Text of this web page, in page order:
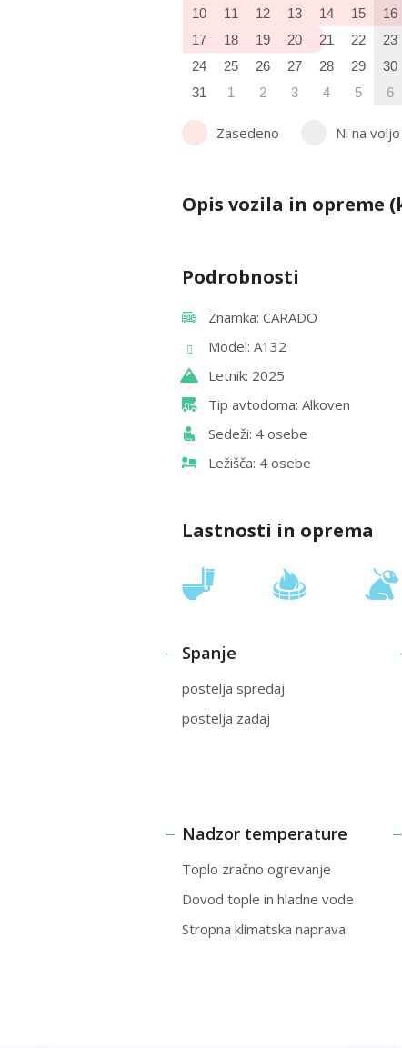
10
11 12 13 14 15
16
17
18 19 20 21 22
23
24
25 26 27 28 29
30
31
1 2 3 4 5 6
Zasedeno Ni na
Opis vozila in opreme
Podrobnosti
Znamka: CARADO
Model: A132
Letnik: 2025
Tip avtodoma: Alkoven
Sedeži: 4 osebe
Ležišča: 4 osebe
Lastnosti in oprema
Spanje
postelja spredaj
postelja zadaj
Nadzor temperature
Toplo zračno ogrevanje
Dovod tople in hladne vode
Stropna klimatska naprava